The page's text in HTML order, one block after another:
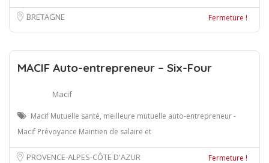
BRETAGNE Fermeture !
MACIF Auto-entrepreneur – Six-Four
Macif
Macif Mutuelle santé, meilleure mutuelle auto-entrepreneur -
Macif Prévoyance Maintien de salaire et
PROVENCE-ALPES-CÔTE D'AZUR Fermeture !